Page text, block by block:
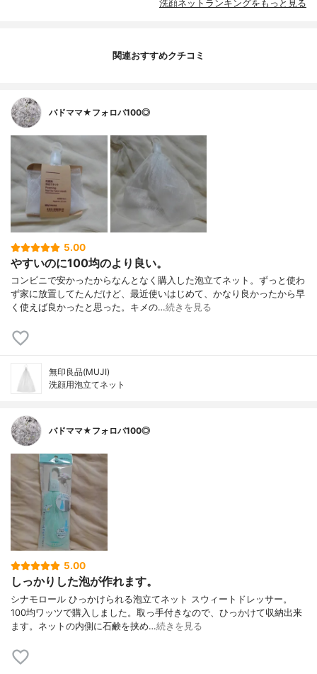
洗顔ネットランキングをもっと見る
関連おすすめクチコミ
バドママ★フォロバ100◎
5.00
やすいのに100均のより良い。
コンビニで安かったからなんとなく購入した泡立てネット。ずっと使わ
ず家に放置してたんだけど、最近使いはじめて、かなり良かったから早
く使えば良かったと思った。キメの…続きを見る
無印良品(MUJI)
洗顔用泡立てネット
バドママ★フォロバ100◎
5.00
しっかりした泡が作れます。
シナモロール ひっかけられる泡立てネット スウィートドレッサー。
100均ワッツで購入しました。取っ手付きなので、ひっかけて収納出来
ます。ネットの内側に石鹸を挟め…続きを見る